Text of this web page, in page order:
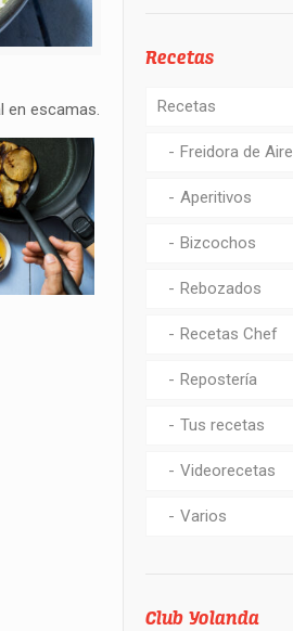
en escamas.
Recetas
Recetas
Freidora de Aire
Aperitivos
Bizcochos
Rebozados
Recetas Chef
Repostería
Tus recetas
Videorecetas
Varios
Club Yolanda